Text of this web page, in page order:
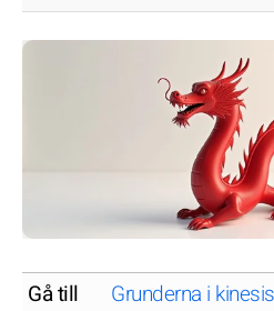
Gå till Grunderna i